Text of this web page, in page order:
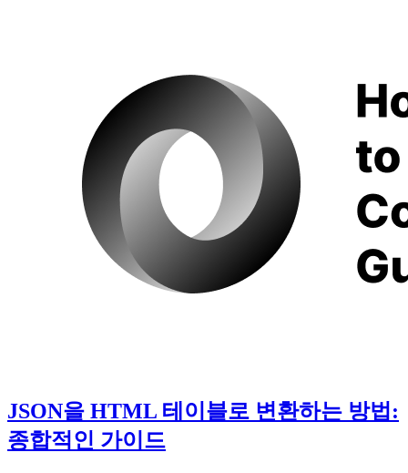
JSON을 HTML 테이블로 변환하는 방법:
종합적인 가이드